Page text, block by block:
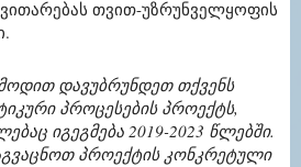
თვით-უზრუნველყოფის
დავუბრუნდეთ თქვენს
პროცესების პროექტს,
იგეგმება 2019-2023 წლებში.
პროექტის კონკრეტული